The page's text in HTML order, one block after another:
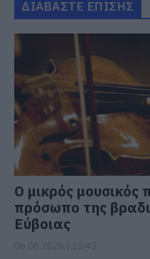
ΔΙΑΒΑΣΤΕ ΕΠΙΣΗΣ
Ο μικρός μουσικός
πρόσωπο της
Εύβοιας